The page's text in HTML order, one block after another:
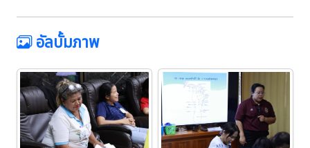
อัลบั้มภาพ